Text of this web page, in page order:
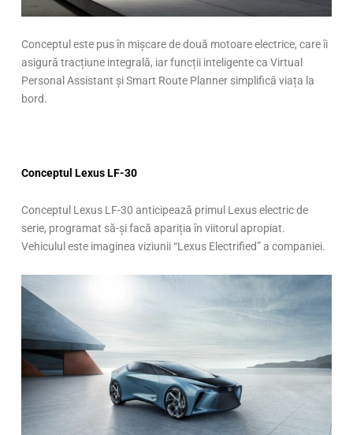
Conceptul este pus în mișcare de două motoare electrice, care îi
asigură tracțiune integrală, iar funcții inteligente ca Virtual
Personal Assistant și Smart Route Planner simplifică viața la
bord.
Conceptul Lexus LF-30
Conceptul Lexus LF-30 anticipează primul Lexus electric de
serie, programat să-și facă apariția în viitorul apropiat.
Vehiculul este imaginea viziunii “Lexus Electrified” a companiei.